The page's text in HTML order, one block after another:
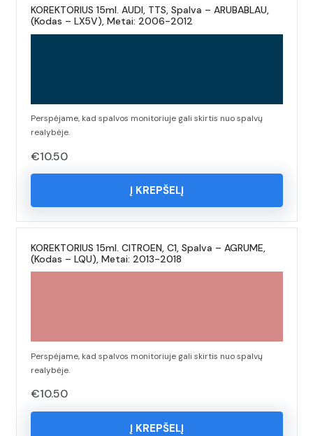
KOREKTORIUS 15ml. AUDI, TTS, Spalva – ARUBABLAU,
(Kodas – LX5V), Metai: 2006-2012
Perspėjame, kad spalvos monitoriuje gali skirtis nuo spalvų
realybėje.
€10.50
Į KREPŠELĮ
KOREKTORIUS 15ml. CITROEN, C1, Spalva – AGRUME,
(Kodas – LQU), Metai: 2013-2018
Perspėjame, kad spalvos monitoriuje gali skirtis nuo spalvų
realybėje.
€10.50
Į KREPŠELĮ